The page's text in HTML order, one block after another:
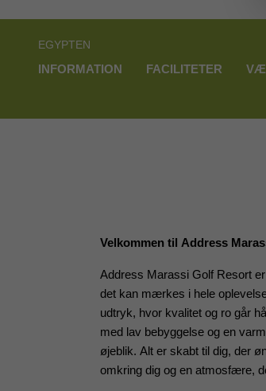
EGYPTEN
INFORMATION FACILITETER
Velkommen til Address
Address Marassi Golf Resort
det kan mærkes i hele
udtryk, hvor kvalitet og ro går
med lav bebyggelse og en
øjeblik. Alt er skabt til dig, der
omkring dig og en atmosfære,